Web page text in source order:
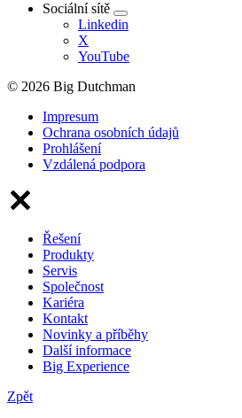
Sociální sítě
Linkedin
X
YouTube
© 2026 Big Dutchman
Impresum
Ochrana osobních údajů
Prohlášení
Vzdálená podpora
Řešení
Produkty
Servis
Společnost
Kariéra
Kontakt
Novinky a příběhy
Další informace
Big Experience
Zpět